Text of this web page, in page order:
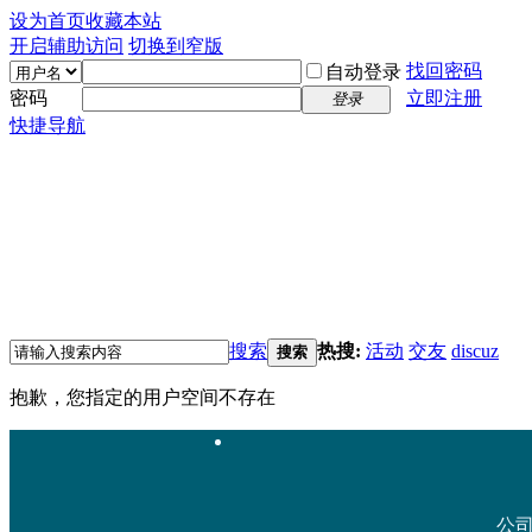
设为首页收藏本站
开启辅助访问 切换到窄版
自动登录 找回密码
密码
登录
立即注册
快捷导航
搜索 搜索 热搜: 活动 交友 discuz
抱歉，您指定的用户空间不存在
公